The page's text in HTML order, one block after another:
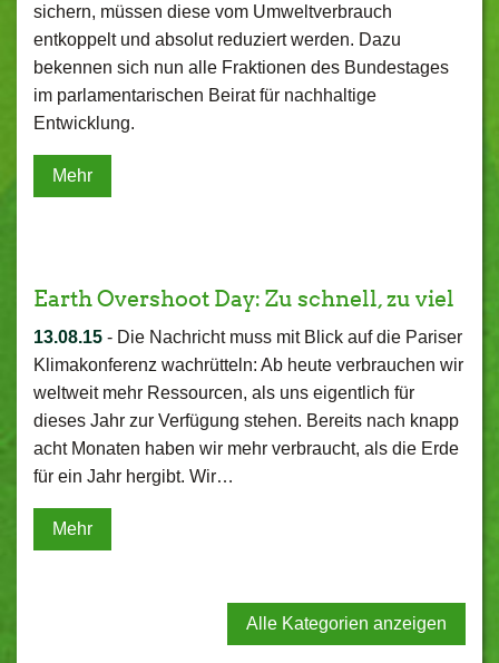
sichern, müssen diese vom Umweltverbrauch
entkoppelt und absolut reduziert werden. Dazu
bekennen sich nun alle Fraktionen des Bundestages
im parlamentarischen Beirat für nachhaltige
Entwicklung.
Mehr
Earth Overshoot Day: Zu schnell, zu viel
13.08.15 - Die Nachricht muss mit Blick auf die Pariser
Klimakonferenz wachrütteln: Ab heute verbrauchen wir
weltweit mehr Ressourcen, als uns eigentlich für
dieses Jahr zur Verfügung stehen. Bereits nach knapp
acht Monaten haben wir mehr verbraucht, als die Erde
für ein Jahr hergibt. Wir…
Mehr
Alle Kategorien anzeigen